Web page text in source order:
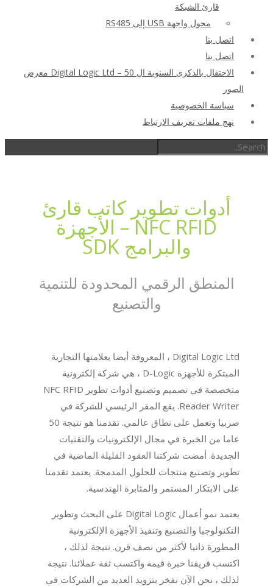
قارئ الشبكة
محول واجهة USB إلى RS485
اتصل بنا
اتصل بنا
الاحتفال بالذكرى السنوية ال 50 – Digital Logic Ltd معرض
الصور
سياسة الخصوصية
نهج ملفات تعريف الارتباط
أدوات تطوير كاتب قارئ
NFC RFID – الأجهزة
والبرامج SDK
المنطق الرقمي المحدودة للتنمية
والتصنيع
Digital Logic Ltd ، المعروفة أيضا بعلامتها التجارية
المبتكرة للأجهزة D-Logic ، هي شركة إلكترونية
متخصصة في تصميم وتصنيع أدوات تطوير NFC RFID
Reader Writer. يقع المقر الرئيسي للشركة في
صربيا وتعمل على نطاق عالمي. تقدمنا هو نتيجة 50
عاما من الخبرة في مجال الإلكترونيات والتقنيات
الجديدة. أمضت شركتنا العقود القليلة الماضية في
تطوير وتصنيع منتجات للحلول المدمجة. يعتمد تقدمنا
على الابتكار المستمر والمثابرة الهندسية.
يعتمد نمو أعمال Digital Logic على البحث وتطوير
التكنولوجيا والتصنيع وتنفيذ الأجهزة الإلكترونية
المطورة ذاتيا لأكثر من نصف قرن. نتيجة لذلك ،
اكتسب فريقنا خبرة قيمة واكتسب ثقة عملائنا. نتيجة
لذلك ، نحن الآن نفخر بتزويد العديد من الشركات في